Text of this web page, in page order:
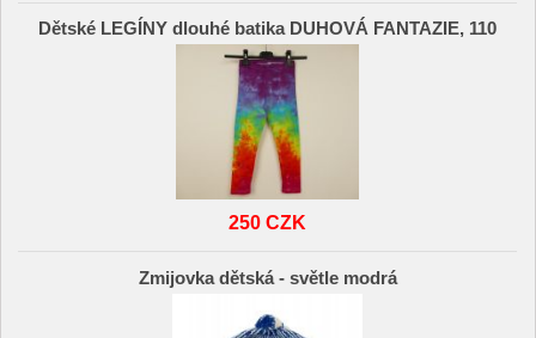
Dětské LEGÍNY dlouhé batika DUHOVÁ FANTAZIE, 110
250 CZK
Zmijovka dětská - světle modrá